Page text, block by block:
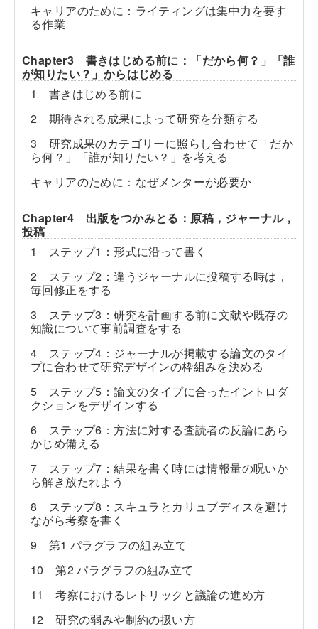
キャリアのために：ライティングは集中力を要す
る作業
Chapter3 書きはじめる前に：「だから何？」「誰
が知りたい？」からはじめる
1 書きはじめる前に
2 期待される成果によって研究を分類する
3 研究成果のカテゴリーに照らし合わせて「だか
ら何？」「誰が知りたい？」を考える
キャリアのために：なぜメンターが必要か
Chapter4 出版をつかみとる：原稿，ジャーナル，
投稿
1 ステップ1：形式に沿って書く
2 ステップ2：違うジャーナルに投稿する時は，
毎回修正をする
3 ステップ3：研究を計画する前に文献や既存の
知識について事前調査をする
4 ステップ4：ジャーナルが掲載する論文のタイ
プに合わせて研究デザインの枠組みを決める
5 ステップ5：論文のタイプに合ったイントロダ
クションをデザインする
6 ステップ6：方法に対する査読者の反論にあら
かじめ備える
7 ステップ7：結果を書く時には情報量の呪いか
ら解き放たれよう
8 ステップ8：スキュラとカリュブディスを避け
ながら考察を書く
9 第1 パラグラフの組み立て
10 第2 パラグラフの組み立て
11 考察におけるレトリックと議論の進め方
12 研究の弱みや制約の扱い方